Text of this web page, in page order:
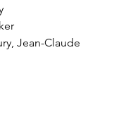
Jean-Claude